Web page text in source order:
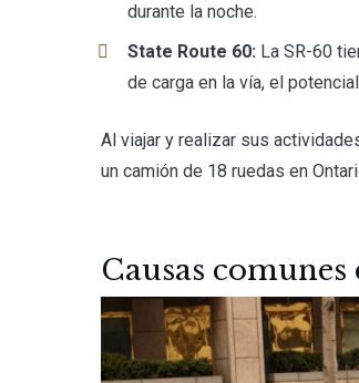
durante la noche.
State Route 60: La SR-60
de carga en la vía, el
Al viajar y realizar sus
un camión de 18 ruedas en
Causas comunes